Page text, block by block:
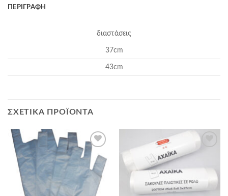
ΠΕΡΙΓΡΑΦΉ
διαστάσεις
37cm
43cm
ΣΧΕΤΙΚΆ ΠΡΟΪΌΝΤΑ
Add to
Wishlist
Wishlist